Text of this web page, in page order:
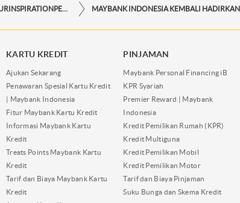
STORYFORYOURINSPIRATIONPERSONAL
KARTU KREDIT
Ajukan Sekarang
Penawaran Spesial Kartu Kredit
| Maybank Indonesia
Fitur Maybank Kartu Kredit
Informasi Maybank Kartu
Kredit
Treats Points Maybank Kartu
Kredit
Tarif dan Biaya Maybank Kartu
Kredit
PINJAMAN
Maybank Personal Financing iB
KPR Syariah
Premier Reward | Maybank
Indonesia
Kredit Pemilikan Rumah (KPR)
Kredit Multiguna
Kredit Pemilikan Mobil
Kredit Pemilikan Motor
Tarif dan Biaya Pinjaman
Suku Bunga dan Skema Kredit